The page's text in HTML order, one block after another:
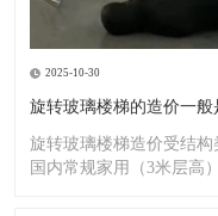
2025-10-30
旋转玻璃楼梯的造价一般
旋转玻璃楼梯造价受结
国内常规家用（3米层